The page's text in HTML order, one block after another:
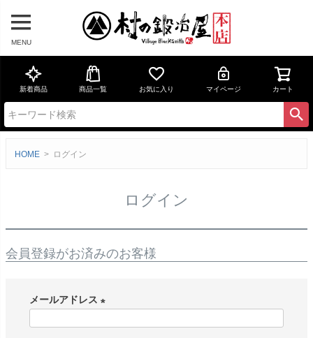
MENU
新着商品 商品一覧 お気に入り マイページ カート
HOME ログイン
ログイン
会員登録がお済みのお客様
メールアドレス